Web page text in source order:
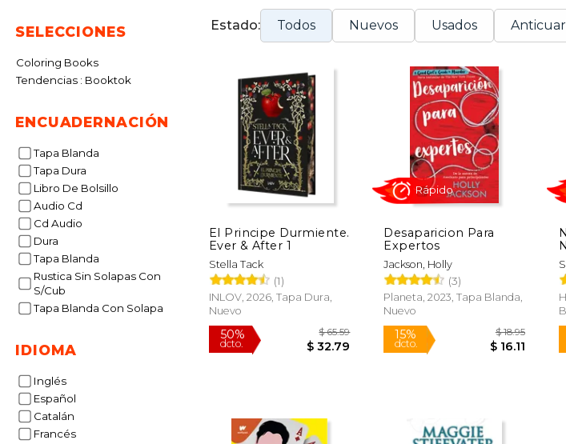
SELECCIONES
Coloring Books
Tendencias : Booktok
ENCUADERNACIÓN
Tapa Blanda
Tapa Dura
Libro De Bolsillo
Audio Cd
Cd Audio
Dura
Tapa Blanda
Rustica Sin Solapas Con
S/Cub
Tapa Blanda Con Solapa
IDIOMA
Inglés
Español
Catalán
Francés
Estado: Todos Nuevos Usados
El Principe Durmiente.
Ever & After 1
Stella Tack
(1)
INLOV, 2026, Tapa Dura,
Nuevo
dcto.
Desaparicion Para
Expertos
Jackson, Holly
(3)
Planeta, 2023, Tapa Blanda,
Nuevo
$